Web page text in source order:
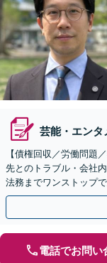
芸能・エンタ
【債権回収／労働問題
先とのトラブル・会社
法務までワンストップ
さい！【顧問経験豊富
電話でお問い